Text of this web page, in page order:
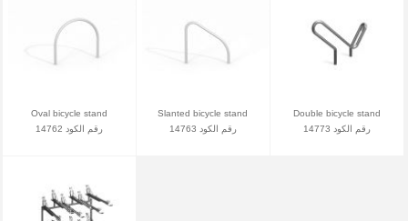
Oval bicycle stand
رقم الكود 14762
Slanted bicycle stand
رقم الكود 14763
Double bicycle stand
رقم الكود 14773